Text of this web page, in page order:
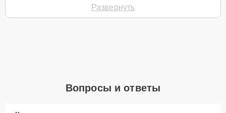
Повреждение компонентов
диагностику и замену.
Развернуть
Вопросы и ответы